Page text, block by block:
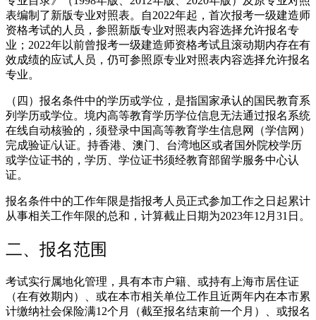
表编制了新版专业对照表。自2022年起，首次报考一级建造师
资格考试的人员，参照新版专业对照表内容选择允许报名专
业；2022年以前曾报考一级建造师资格考试且滚动期内存在有
效成绩的应试人员，仍可参照原专业对照表内容选择允许报名
专业。
（四）报名条件中的学历或学位，是指国家承认的国民教育系
列学历或学位。境内高等教育学历学位信息无法通过报名系统
在线自动核验的，须登录中国高等教育学生信息网（学信网）
完成验证/认证。持香港、澳门、台湾地区或者国外院校学历
或学位证书的，学历、学位证书须经教育部留学服务中心认
证。
报名条件中的工作年限是指报考人员正式参加工作之日起累计
从事相关工作年限的总和，计算截止日期为2023年12月31日。
二、报名范围
考试实行属地化管理，具有本市户籍、或持有上海市居住证
（在有效期内）、或在本市相关单位工作且近两年内在本市累
计缴纳社会保险满12个月（截至报名结束前一个月）、或报名